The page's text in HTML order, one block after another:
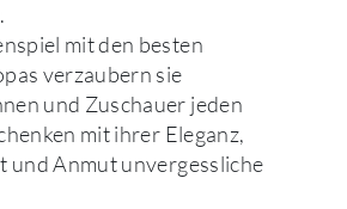
mit den besten
verzaubern sie
und Zuschauer jeden
mit ihrer Eleganz,
und Anmut unvergessliche